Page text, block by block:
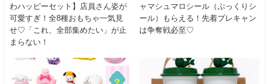
わハッピーセット】店員さん姿が
可愛すぎ！全8種おもちゃ一気見
せ♡「これ、全部集めたい」が止
まらない！
ャマシュマロシール（ぷっくりシ
ール）もらえる！先着プレキャン
は争奪戦必至♡